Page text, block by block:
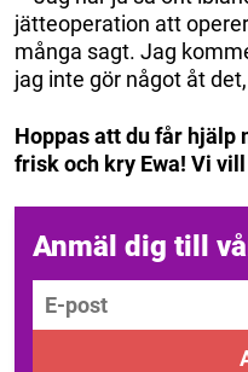
jätteoperation att
många sagt. Jag
jag inte gör något åt
Hoppas att du får hjälp
frisk och kry Ewa! Vi
Anmäl dig till
E-post